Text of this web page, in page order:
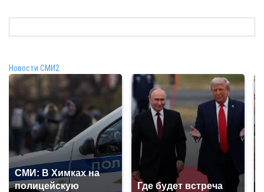
Новости СМИ2
СМИ: В Химках на
полицейскую
Где будет встреча